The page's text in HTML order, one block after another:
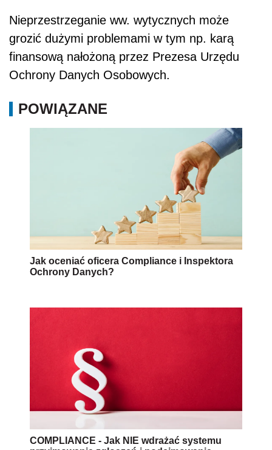
Nieprzestrzeganie ww. wytycznych może
grozić dużymi problemami w tym np. karą
finansową nałożoną przez Prezesa Urzędu
Ochrony Danych Osobowych.
POWIĄZANE
Jak oceniać oficera Compliance i Inspektora
Ochrony Danych?
COMPLIANCE - Jak NIE wdrażać systemu